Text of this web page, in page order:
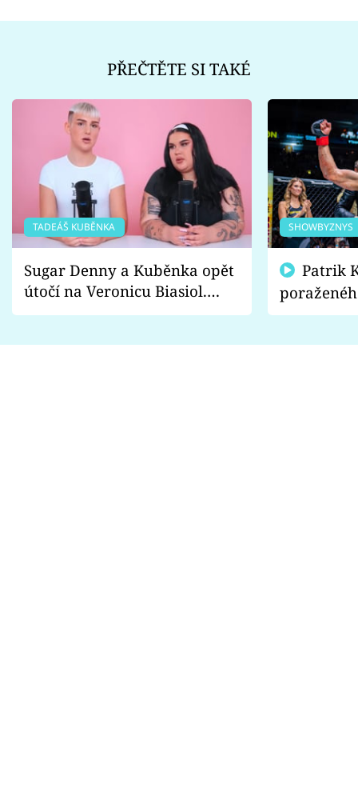
PŘEČTĚTE SI TAKÉ
TADEÁŠ KUBĚNKA
Sugar Denny a Kuběnka opět
útočí na Veronicu Biasiol.
Proč je podle nich falešná a
SHOWBYZNYS
fanoušci